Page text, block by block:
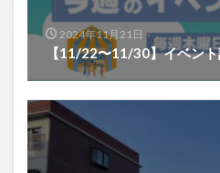
2024年11月21日
【11/22〜11/30】イベン